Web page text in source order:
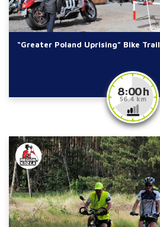
“Greater Poland Uprising” Bike Trail
8:00 h
56.4 km